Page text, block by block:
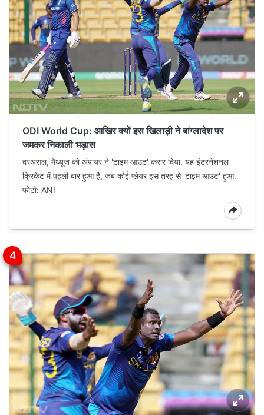
ODI World Cup: आखिर क्यों इस खिलाड़ी ने बांग्‍लादेश पर
जमकर निकाली भड़ास
दरअसल, मैथ्यूज को अंपायर ने 'टाइम आउट' करार दिया. यह इंटरनेशनल
क्रिकेट में पहली बार हुआ है, जब कोई प्लेयर इस तरह से 'टाइम आउट' हुआ.
फोटो: ANI